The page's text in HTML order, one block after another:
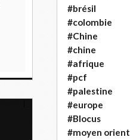
#brésil
#colombie
#Chine
#chine
#afrique
#pcf
#palestine
#europe
#Blocus
#moyen orient